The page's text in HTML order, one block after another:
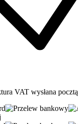
VAT wysłana